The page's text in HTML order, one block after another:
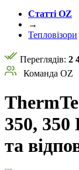
Статті OZ
→
Тепловізори
Переглядів: 2
Команда OZ
350,
та